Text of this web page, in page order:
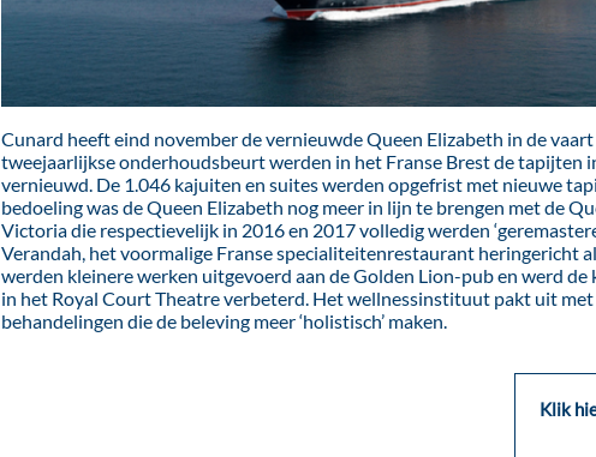
Cunard heeft eind november de vernieuwde Queen Elizabeth in de
tweejaarlijkse onderhoudsbeurt werden in het Franse Brest de tapijten
vernieuwd. De 1.046 kajuiten en suites werden opgefrist met nieuwe
bedoeling was de Queen Elizabeth nog meer in lijn te brengen met de
Victoria die respectievelijk in 2016 en 2017 volledig werden
Verandah, het voormalige Franse specialiteitenrestaurant heringericht
werden kleinere werken uitgevoerd aan de Golden Lion-pub en werd
in het Royal Court Theatre verbeterd. Het wellnessinstituut pakt uit met
behandelingen die de beleving meer ‘holistisch’ maken.
Klik